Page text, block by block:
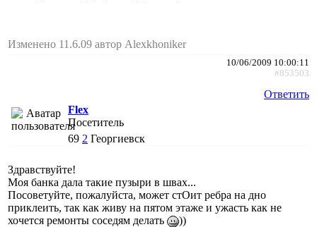
Изменено 11.6.09 автор Alexkhoniker
10/06/2009 10:00:11
#853503
Ответить
Flex
Посетитель
69 2 Георгиевск
Здравствуйте!
Моя банка дала такие пузыри в швах...
Посоветуйте, пожалуйста, может стОит ребра на дно
приклеить, так как живу на пятом этаже и ужасть как не
хочется ремонты соседям делать
))